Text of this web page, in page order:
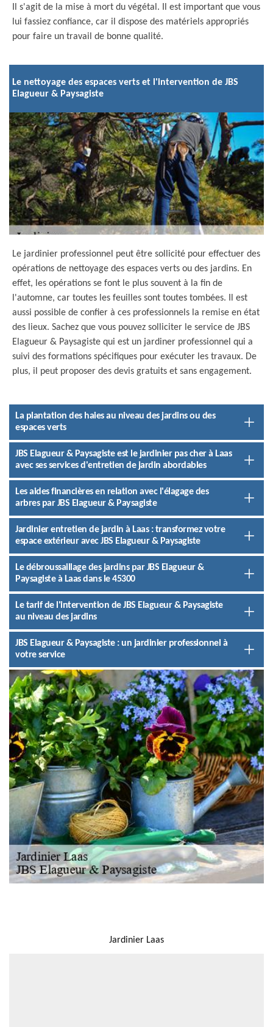
Il s'agit de la mise à mort du végétal. Il est important que vous
lui fassiez confiance, car il dispose des matériels appropriés
pour faire un travail de bonne qualité.
Le nettoyage des espaces verts et l'intervention de JBS
Elagueur & Paysagiste
Le jardinier professionnel peut être sollicité pour effectuer des
opérations de nettoyage des espaces verts ou des jardins. En
effet, les opérations se font le plus souvent à la fin de
l'automne, car toutes les feuilles sont toutes tombées. Il est
aussi possible de confier à ces professionnels la remise en état
des lieux. Sachez que vous pouvez solliciter le service de JBS
Elagueur & Paysagiste qui est un jardiner professionnel qui a
suivi des formations spécifiques pour exécuter les travaux. De
plus, il peut proposer des devis gratuits et sans engagement.
La plantation des haies au niveau des jardins ou des
espaces verts
JBS Elagueur & Paysagiste est le jardinier pas cher à Laas
avec ses services d'entretien de jardin abordables
Les aides financières en relation avec l'élagage des
arbres par JBS Elagueur & Paysagiste
Jardinier entretien de jardin à Laas : transformez votre
espace extérieur avec JBS Elagueur & Paysagiste
Le débroussaillage des jardins par JBS Elagueur &
Paysagiste à Laas dans le 45300
Le tarif de l'intervention de JBS Elagueur & Paysagiste
au niveau des jardins
JBS Elagueur & Paysagiste : un jardinier professionnel à
votre service
Jardinier Laas